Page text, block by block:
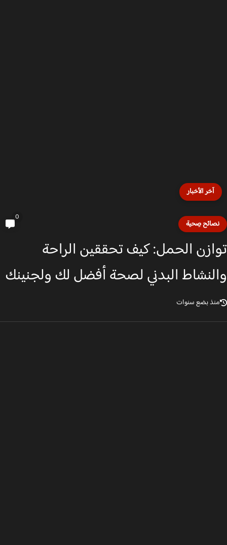
آخر الأخبار
صِحية
الحمل: كيف تحققين الراحة
البدني لصحة أفضل لك ولجنينك
بضع سنوات